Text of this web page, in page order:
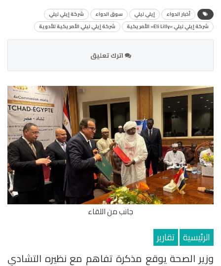
أخبار الدواء إيلي ليلي سوق الدواء
شركة إيلي ليلي
شركة إيلي ليلي «Eli Lilly» الأمريكية
شركة إيلي ليلي الأمريكية للأدوية
اترك تعليق
جانب من اللقاء
الرئيسية تقارير
وزير الصحة يوقع مذكرة تفاهم مع نظيره التشادي